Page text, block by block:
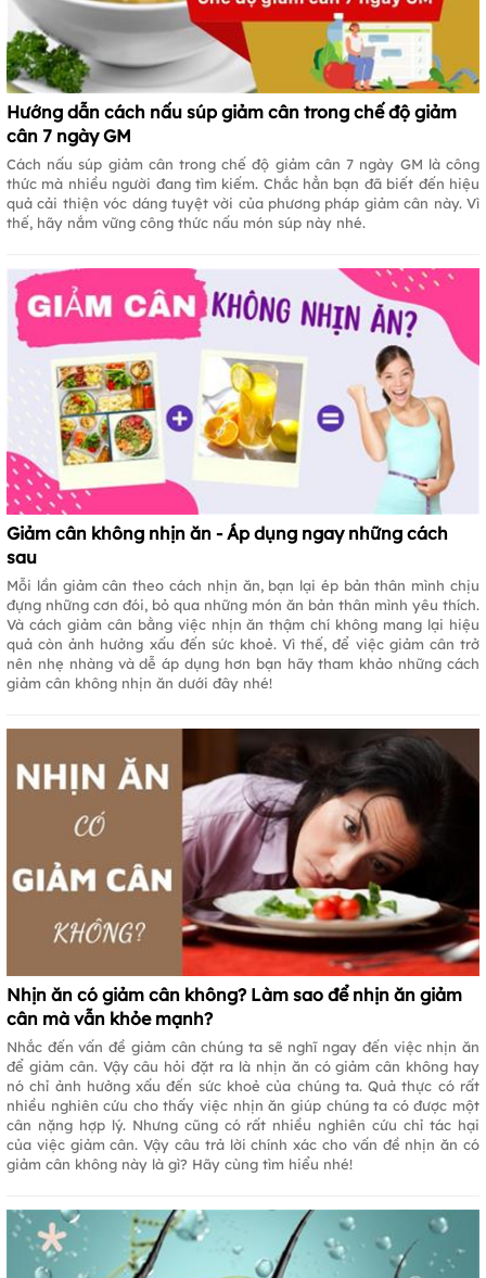
Hướng dẫn cách nấu súp giảm cân trong chế độ giảm
cân 7 ngày GM
Cách nấu súp giảm cân trong chế độ giảm cân 7 ngày GM là công
thức mà nhiều người đang tìm kiếm. Chắc hẳn bạn đã biết đến hiệu
quả cải thiện vóc dáng tuyệt vời của phương pháp giảm cân này. Vì
thế, hãy nắm vững công thức nấu món súp này nhé.
Giảm cân không nhịn ăn - Áp dụng ngay những cách
sau
Mỗi lần giảm cân theo cách nhịn ăn, bạn lại ép bản thân mình chịu
đựng những cơn đói, bỏ qua những món ăn bản thân mình yêu thích.
Và cách giảm cân bằng việc nhịn ăn thậm chí không mang lại hiệu
quả còn ảnh hưởng xấu đến sức khoẻ. Vì thế, để việc giảm cân trở
nên nhẹ nhàng và dễ áp dụng hơn bạn hãy tham khảo những cách
giảm cân không nhịn ăn dưới đây nhé!
Nhịn ăn có giảm cân không? Làm sao để nhịn ăn giảm
cân mà vẫn khỏe mạnh?
Nhắc đến vấn đề giảm cân chúng ta sẽ nghĩ ngay đến việc nhịn ăn
để giảm cân. Vậy câu hỏi đặt ra là nhịn ăn có giảm cân không hay
nó chỉ ảnh hưởng xấu đến sức khoẻ của chúng ta. Quả thực có rất
nhiều nghiên cứu cho thấy việc nhịn ăn giúp chúng ta có được một
cân nặng hợp lý. Nhưng cũng có rất nhiều nghiên cứu chỉ tác hại
của việc giảm cân. Vậy câu trả lời chính xác cho vấn đề nhịn ăn có
giảm cân không này là gì? Hãy cùng tìm hiểu nhé!